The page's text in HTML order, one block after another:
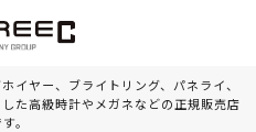
イヤー、ブライトリング、パネライ、
た高級時計やメガネなどの正規販売店
。